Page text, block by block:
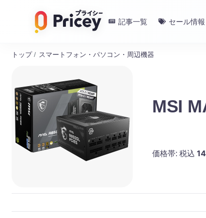
記事一覧 セール情報
トップ / スマートフォン・パソコン・周辺機器
MSI
価格帯: 税込